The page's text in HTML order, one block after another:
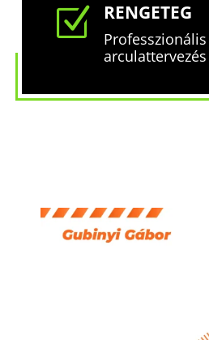
Z RENGETEG
arculattervezés